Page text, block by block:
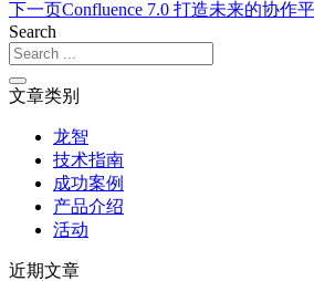
Link
下一页Confluence 7.0 打造未来的协作
Search
文章类别
龙智
技术指南
成功案例
产品介绍
活动
近期文章